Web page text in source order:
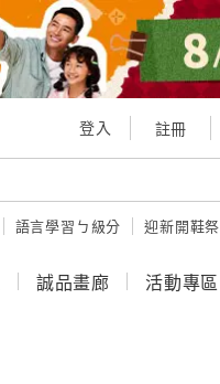
登入 註冊
語言學習ㄅ級分 迎新開鞋祭
誠品畫廊 活動專區